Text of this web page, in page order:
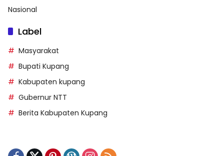
Nasional
Label
Masyarakat
Bupati Kupang
Kabupaten kupang
Gubernur NTT
Berita Kabupaten Kupang